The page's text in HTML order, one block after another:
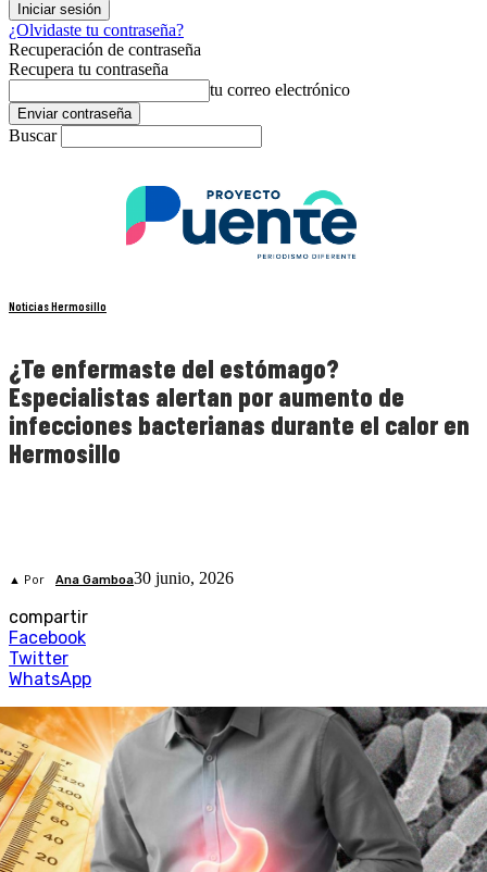
¿Olvidaste tu contraseña?
Recuperación de contraseña
Recupera tu contraseña
tu correo electrónico
Buscar
Noticias Hermosillo
¿Te enfermaste del estómago?
Especialistas alertan por aumento de
infecciones bacterianas durante el calor en
Hermosillo
▲ Por Ana Gamboa30 junio, 2026
compartir
Facebook
Twitter
WhatsApp